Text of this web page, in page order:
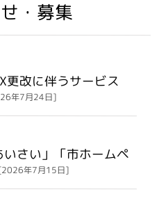
・募集
更改に伴うサービス
年7月24日]
さい」「市ホームペ
年7月15日]